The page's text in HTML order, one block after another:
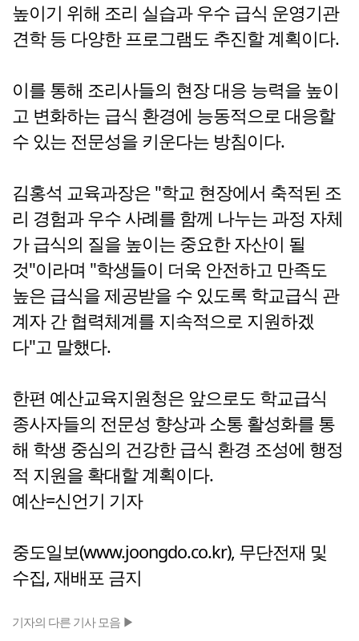
높이기 위해 조리 실습과 우수 급식 운영기관
견학 등 다양한 프로그램도 추진할 계획이다.
이를 통해 조리사들의 현장 대응 능력을 높이
고 변화하는 급식 환경에 능동적으로 대응할
수 있는 전문성을 키운다는 방침이다.
김홍석 교육과장은 "학교 현장에서 축적된 조
리 경험과 우수 사례를 함께 나누는 과정 자체
가 급식의 질을 높이는 중요한 자산이 될
것"이라며 "학생들이 더욱 안전하고 만족도
높은 급식을 제공받을 수 있도록 학교급식 관
계자 간 협력체계를 지속적으로 지원하겠
다"고 말했다.
한편 예산교육지원청은 앞으로도 학교급식
종사자들의 전문성 향상과 소통 활성화를 통
해 학생 중심의 건강한 급식 환경 조성에 행정
적 지원을 확대할 계획이다.
예산=신언기 기자
중도일보(www.joongdo.co.kr), 무단전재 및
수집, 재배포 금지
기자의 다른 기사 모음 ▶